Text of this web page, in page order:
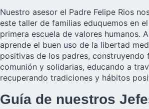
Nuestro asesor el Padre Felipe Rios
este taller de familias eduquemos en
primera escuela de valores humanos.
aprende el buen uso de la libertad
positivas de los padres, construyendo
comunión y solidarias, educando a
recuperando tradiciones y hábitos
Guía de nuestros